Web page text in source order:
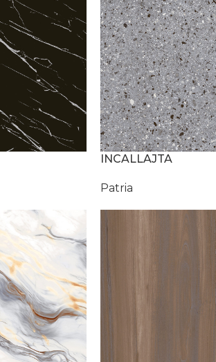
INCALLAJTA
Patria